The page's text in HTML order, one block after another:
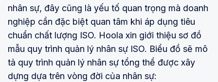
nhân sự, đây cũng là yếu tố quan trọng mà doanh
nghiệp cần đặc biệt quan tâm khi áp dụng tiêu
chuẩn chất lượng ISO. Hoola xin giới thiệu sơ đồ
mẫu quy trình quản lý nhân sự ISO. Biểu đồ sẽ mô
tả quy trình quản lý nhân sự tổng thể được xây
dựng dựa trên vòng đời của nhân sự: